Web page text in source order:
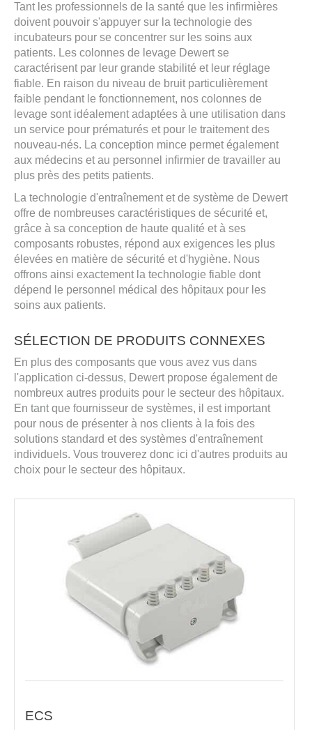
Tant les professionnels de la santé que les infirmières
doivent pouvoir s'appuyer sur la technologie des
incubateurs pour se concentrer sur les soins aux
patients. Les colonnes de levage Dewert se
caractérisent par leur grande stabilité et leur réglage
fiable. En raison du niveau de bruit particulièrement
faible pendant le fonctionnement, nos colonnes de
levage sont idéalement adaptées à une utilisation dans
un service pour prématurés et pour le traitement des
nouveau-nés. La conception mince permet également
aux médecins et au personnel infirmier de travailler au
plus près des petits patients.
La technologie d'entraînement et de système de Dewert
offre de nombreuses caractéristiques de sécurité et,
grâce à sa conception de haute qualité et à ses
composants robustes, répond aux exigences les plus
élevées en matière de sécurité et d'hygiène. Nous
offrons ainsi exactement la technologie fiable dont
dépend le personnel médical des hôpitaux pour les
soins aux patients.
SÉLECTION DE PRODUITS CONNEXES
En plus des composants que vous avez vus dans
l'application ci-dessus, Dewert propose également de
nombreux autres produits pour le secteur des hôpitaux.
En tant que fournisseur de systèmes, il est important
pour nous de présenter à nos clients à la fois des
solutions standard et des systèmes d'entraînement
individuels. Vous trouverez donc ici d'autres produits au
choix pour le secteur des hôpitaux.
ECS